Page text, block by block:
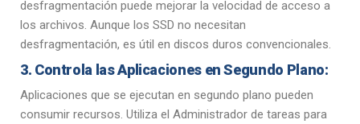
desfragmentación puede mejorar la velocidad de acceso a
los archivos. Aunque los SSD no necesitan
desfragmentación, es útil en discos duros convencionales.
3. Controla las Aplicaciones en Segundo Plano:
Aplicaciones que se ejecutan en segundo plano pueden
consumir recursos. Utiliza el Administrador de tareas para